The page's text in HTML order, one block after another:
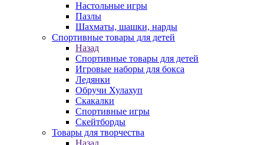
Настольные игры
Пазлы
Шахматы, шашки, нарды
Спортивные товары для детей
Назад
Спортивные товары для детей
Игровые наборы для бокса
Ледянки
Обручи Хулахуп
Скакалки
Спортивные игры
Скейтборды
Товары для творчества
Назад